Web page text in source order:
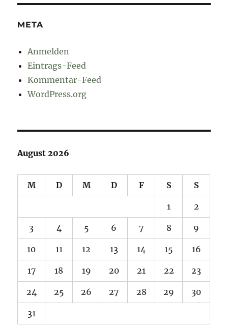
META
Anmelden
Eintrags-Feed
Kommentar-Feed
WordPress.org
August 2026
M D M D F S S
1 2
3 4 5 6 7 8 9
10 11 12 13 14 15 16
17 18 19 20 21 22 23
24 25 26 27 28 29 30
31